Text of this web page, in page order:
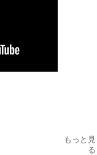
もっと見
る